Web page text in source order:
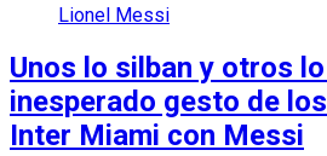
Lionel Messi
Unos lo silban y otros
inesperado gesto de
Inter Miami con Messi